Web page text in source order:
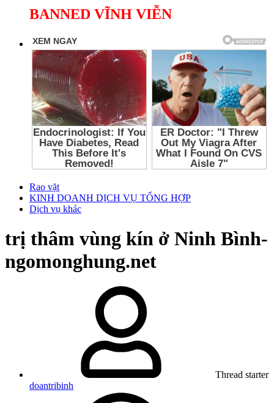
BANNED VĨNH VIỄN
Rao vặt
KINH DOANH DỊCH VỤ TỔNG HỢP
Dịch vụ khác
trị thâm vùng kín ở Ninh Bình-
ngomonghung.net
Thread starter
doantribinh